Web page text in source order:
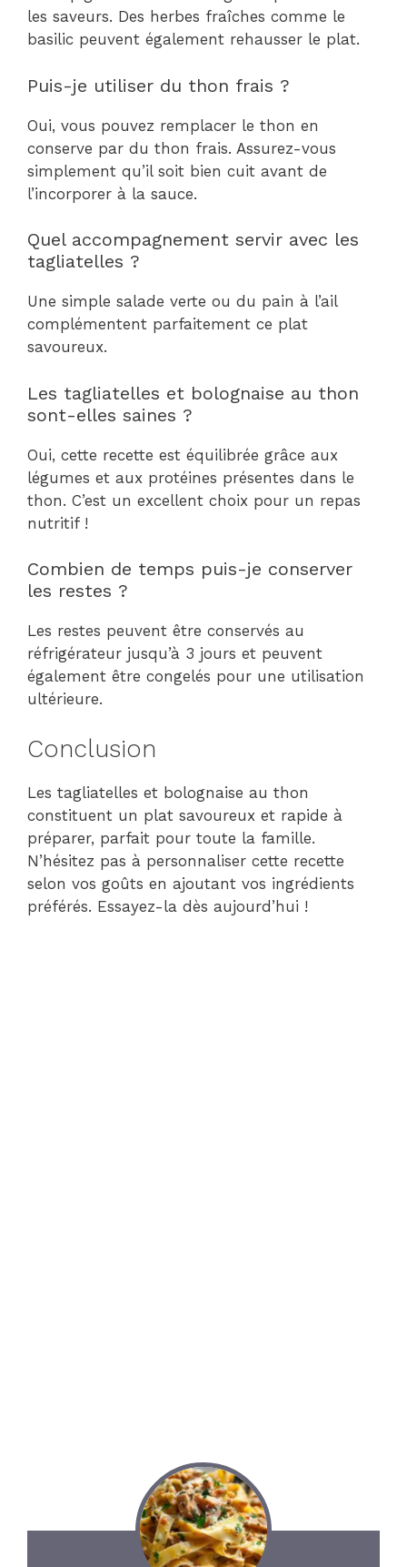
les saveurs. Des herbes fraîches comme le
basilic peuvent également rehausser le plat.
Puis-je utiliser du thon frais ?
Oui, vous pouvez remplacer le thon en
conserve par du thon frais. Assurez-vous
simplement qu’il soit bien cuit avant de
l’incorporer à la sauce.
Quel accompagnement servir avec les
tagliatelles ?
Une simple salade verte ou du pain à l’ail
complémentent parfaitement ce plat
savoureux.
Les tagliatelles et bolognaise au thon
sont-elles saines ?
Oui, cette recette est équilibrée grâce aux
légumes et aux protéines présentes dans le
thon. C’est un excellent choix pour un repas
nutritif !
Combien de temps puis-je conserver
les restes ?
Les restes peuvent être conservés au
réfrigérateur jusqu’à 3 jours et peuvent
également être congelés pour une utilisation
ultérieure.
Conclusion
Les tagliatelles et bolognaise au thon
constituent un plat savoureux et rapide à
préparer, parfait pour toute la famille.
N’hésitez pas à personnaliser cette recette
selon vos goûts en ajoutant vos ingrédients
préférés. Essayez-la dès aujourd’hui !